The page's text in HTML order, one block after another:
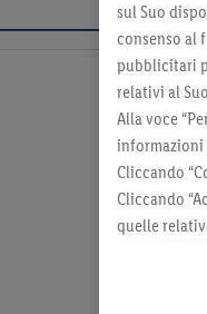
sul Suo
consenso al
pubblicitari
relativi al
Alla voce
Cliccando
Cliccando
quelle